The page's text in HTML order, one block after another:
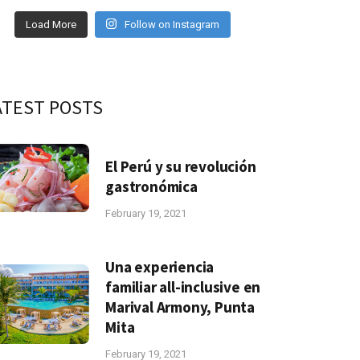
Load More Follow on Instagram
POSTS
El Perú y su revolución
gastronómica
February 19, 2021
Una experiencia
familiar all-inclusive en
Marival Armony, Punta
Mita
February 19, 2021